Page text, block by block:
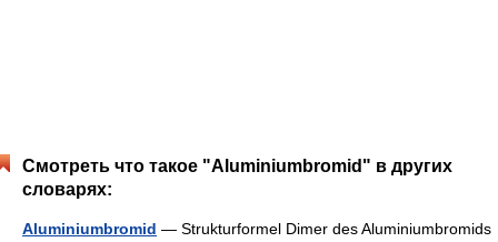
Смотреть что такое "Aluminiumbromid" в других
словарях:
Aluminiumbromid — Strukturformel Dimer des Aluminiumbromids